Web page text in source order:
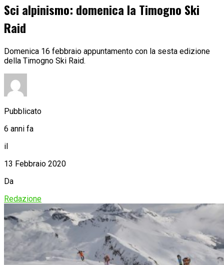
Sci alpinismo: domenica la Timogno Ski
Raid
Domenica 16 febbraio appuntamento con la sesta edizione
della Timogno Ski Raid.
Pubblicato
6 anni fa
il
13 Febbraio 2020
Da
Redazione